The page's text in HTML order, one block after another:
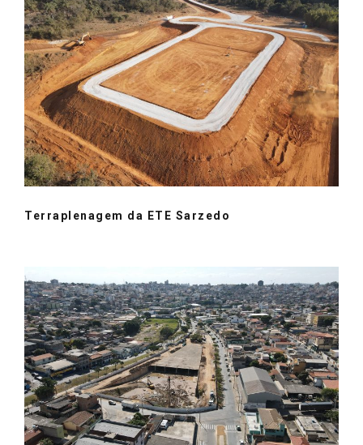
Terraplenagem da ETE Sarzedo